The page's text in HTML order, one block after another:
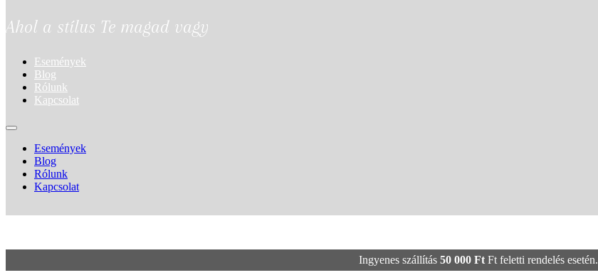
Ahol a stílus Te magad vagy
Események
Blog
Rólunk
Kapcsolat
Események
Blog
Rólunk
Kapcsolat
Ingyenes szállítás 50 000 Ft Ft feletti rendelés esetén.